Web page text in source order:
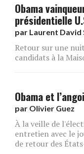
Obama
présidentielle
par Laurent David
Retour sur une
candidats à la
Obama et
par Olivier Guez
À la veille de
entretien avec le
de retour des